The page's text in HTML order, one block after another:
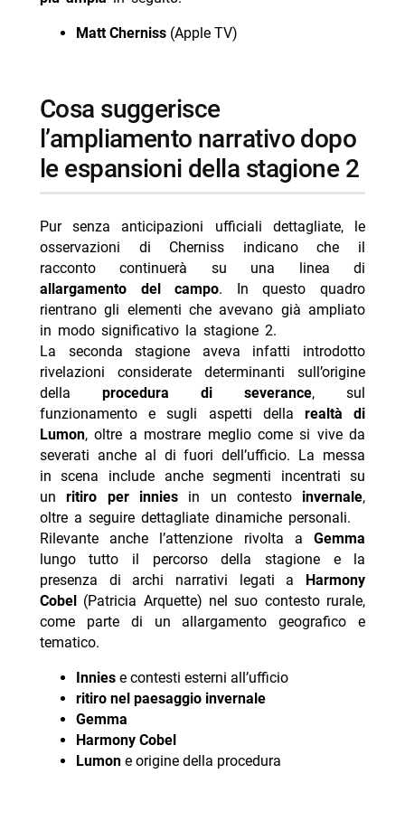
Matt Cherniss(Apple TV)
cosa suggerisce
l’ampliamento narrativo dopo
le espansioni della stagione 2
Pur senza anticipazioni ufficiali dettagliate, le
osservazioni di Cherniss indicano che il
racconto continuerà su una linea di
allargamento del campo. In questo quadro
rientrano gli elementi che avevano già ampliato
in modo significativo la stagione 2.
La seconda stagione aveva infatti introdotto
rivelazioni considerate determinanti sull’origine
della procedura di severance, sul
funzionamento e sugli aspetti della realtà di
Lumon, oltre a mostrare meglio come si vive da
severati anche al di fuori dell’ufficio. La messa
in scena include anche segmenti incentrati su
unritiro per inniesin un contesto invernale,
oltre a seguire dettagliate dinamiche personali.
Rilevante anche l’attenzione rivolta aGemma
lungo tutto il percorso della stagione e la
presenza di archi narrativi legati a
Harmony
Cobel
(Patricia Arquette) nel suo contesto rurale,
come parte di un allargamento geografico e
tematico.
Inniese contesti esterni all’ufficio
ritiro nel paesaggio invernale
Gemma
Harmony Cobel
Lumone origine della procedura